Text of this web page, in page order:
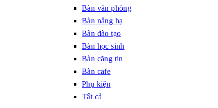
Bàn văn phòng
Bàn nâng hạ
Bàn đào tạo
Bàn học sinh
Bàn căng tin
Bàn cafe
Phụ kiện
Tất cả